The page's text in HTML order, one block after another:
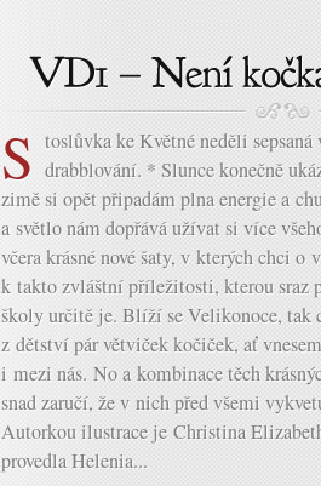
S toslůvka ke Květné neděli
drabblování. * Slunce konečně
zimě si opět připadám plna energie a
a světlo nám dopřává užívat si více
včera krásné nové šaty, v kterých chci
k takto zvláštní příležitosti, kterou sraz
školy určitě je. Blíží se Velikonoce, tak
z dětství pár větviček kočiček, ať
i mezi nás. No a kombinace těch
snad zaručí, že v nich před všemi
Autorkou ilustrace je Christina
provedla Helenia...